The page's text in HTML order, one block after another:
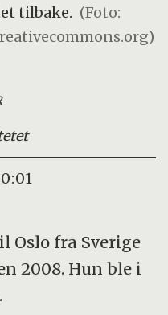
tilbake. (Foto:
Oslo fra Sverige
2008. Hun ble i